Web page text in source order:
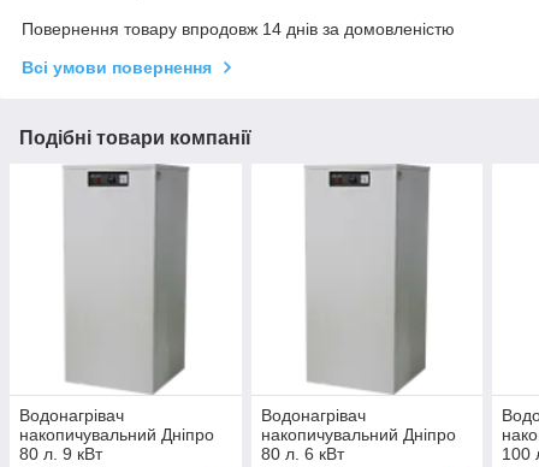
Повернення товару впродовж 14 днів за домовленістю
Всі умови повернення
Подібні товари компанії
Водонагрівач
накопичувальний Дніпро
80 л. 9 кВт
Водонагрівач
накопичувальний Дніпро
80 л. 6 кВт
100